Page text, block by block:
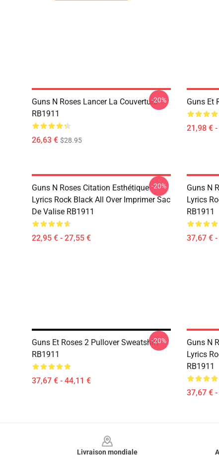
Guns N Roses Lancer La Couverture
RB1911
26,63 € $28.95
-20% Guns Et
21,98 €
Guns N Roses Citation Esthétique
Lyrics Rock Black All Over Imprimer Sac
De Valise RB1911
22,95 € - 27,55 €
-20%
Guns N
Lyrics
RB1911
37,67 €
Guns Et Roses 2 Pullover Sweatshirt
RB1911
37,67 € - 44,11 €
-20%
Guns N
Lyrics
RB1911
37,67 €
Livraison mondiale